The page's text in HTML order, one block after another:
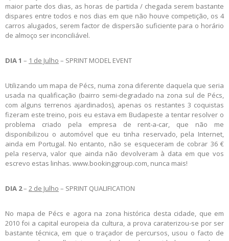
maior parte dos dias, as horas de partida / chegada serem bastante
dispares entre todos e nos dias em que não houve competição, os 4
carros alugados, serem factor de dispersão suficiente para o horário
de almoço ser inconciliável.
DIA 1 – 1 de Julho – SPRINT MODEL EVENT
Utilizando um mapa de Pécs, numa zona diferente daquela que seria
usada na qualificação (bairro semi-degradado na zona sul de Pécs,
com alguns terrenos ajardinados), apenas os restantes 3 coquistas
fizeram este treino, pois eu estava em Budapeste a tentar resolver o
problema criado pela empresa de rent-a-car, que não me
disponibilizou o automóvel que eu tinha reservado, pela Internet,
ainda em Portugal. No entanto, não se esqueceram de cobrar 36 €
pela reserva, valor que ainda não devolveram à data em que vos
escrevo estas linhas. www.bookinggroup.com, nunca mais!
DIA 2– 2 de Julho – SPRINT QUALIFICATION
No mapa de Pécs e agora na zona histórica desta cidade, que em
2010 foi a capital europeia da cultura, a prova caraterizou-se por ser
bastante técnica, em que o traçador de percursos, usou o facto de